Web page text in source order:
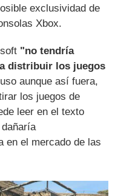
exclusividad de
Xbox.
"no tendría
distribuir los juegos
aunque así fuera,
los juegos de
leer en el texto
en el mercado de las